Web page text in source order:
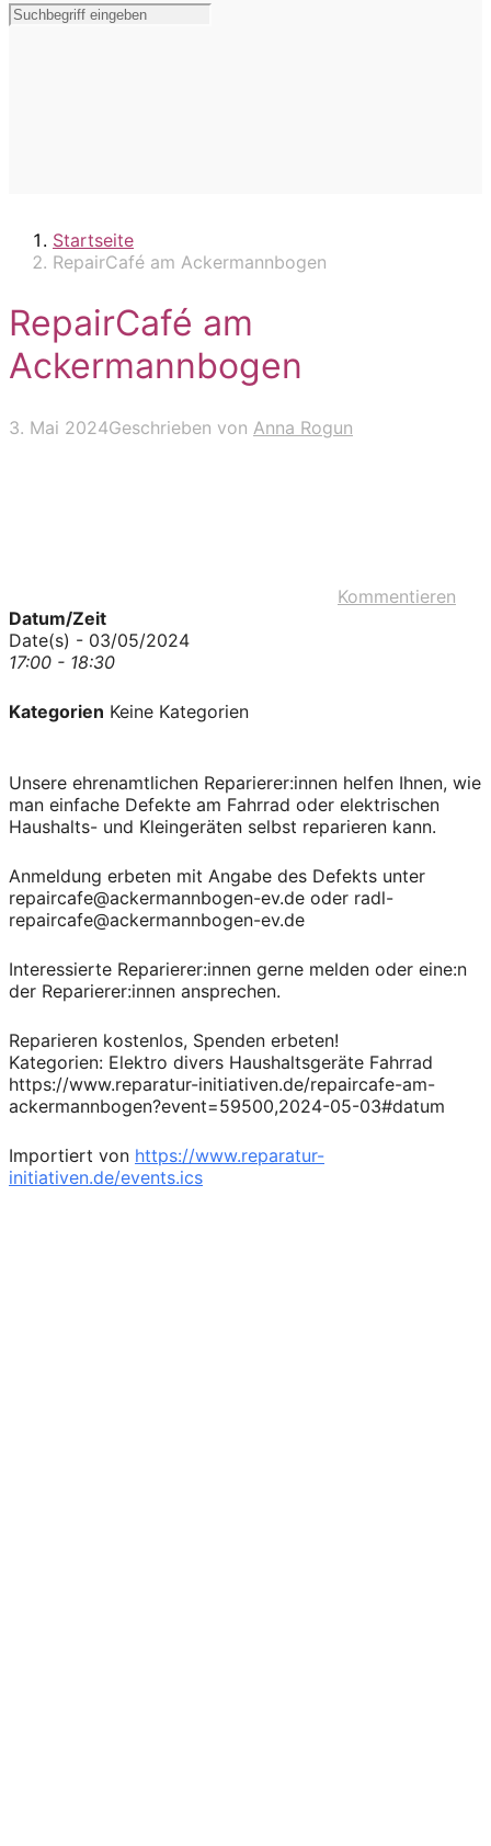
Startseite
RepairCafé am Ackermannbogen
RepairCafé am
Ackermannbogen
3. Mai 2024Geschrieben von Anna Rogun
Kommentieren
Datum/Zeit
Date(s) - 03/05/2024
17:00 - 18:30
Kategorien Keine Kategorien
Unsere ehrenamtlichen Reparierer:innen helfen Ihnen, wie
man einfache Defekte am Fahrrad oder elektrischen
Haushalts- und Kleingeräten selbst reparieren kann.
Anmeldung erbeten mit Angabe des Defekts unter
repaircafe@ackermannbogen-ev.de oder radl-
repaircafe@ackermannbogen-ev.de
Interessierte Reparierer:innen gerne melden oder eine:n
der Reparierer:innen ansprechen.
Reparieren kostenlos, Spenden erbeten!
Kategorien: Elektro divers Haushaltsgeräte Fahrrad
https://www.reparatur-initiativen.de/repaircafe-am-
ackermannbogen?event=59500,2024-05-03#datum
Importiert von https://www.reparatur-
initiativen.de/events.ics